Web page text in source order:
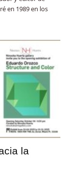
en 1989 en los
la